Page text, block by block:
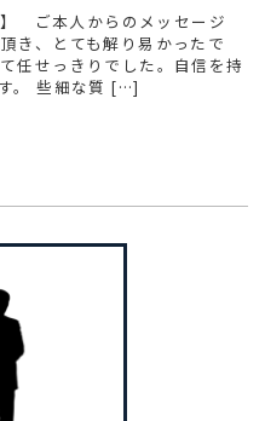
ご本人からのメッセージ
き、とても解り易かったで
任せっきりでした。自信を持
。 些細な質 […]